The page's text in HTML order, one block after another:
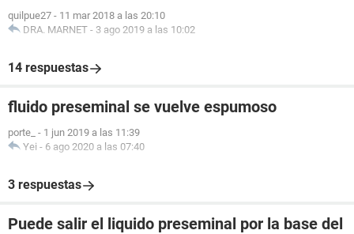
quilpue27 - 11 mar 2018 a las 20:10
DRA. MARNET - 3 ago 2019 a las 10:02
14 respuestas
fluido preseminal se vuelve espumoso
porte_ - 1 jun 2019 a las 11:39
Yei - 6 ago 2020 a las 07:40
3 respuestas
Puede salir el liquido preseminal por la base del